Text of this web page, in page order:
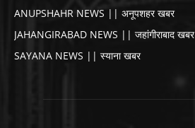
ANUPSHAHR NEWS || अनूपशहर खबर
JAHANGIRABAD NEWS || जहांगीराबाद खबर
SAYANA NEWS || स्याना खबर